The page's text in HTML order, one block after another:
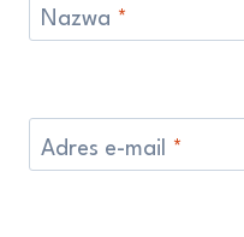
Nazwa *
Adres e-mail *